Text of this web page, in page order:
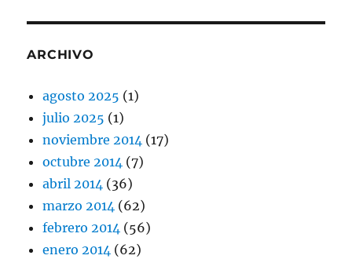
ARCHIVO
agosto 2025 (1)
julio 2025 (1)
noviembre 2014 (17)
octubre 2014 (7)
abril 2014 (36)
marzo 2014 (62)
febrero 2014 (56)
enero 2014 (62)